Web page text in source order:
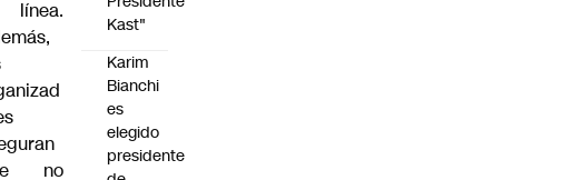
línea.
no
Kast"
Karim
Bianchi
es
elegido
presidente